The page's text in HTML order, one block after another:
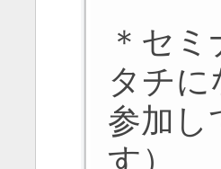
＊セ
タチ
参加し
す）